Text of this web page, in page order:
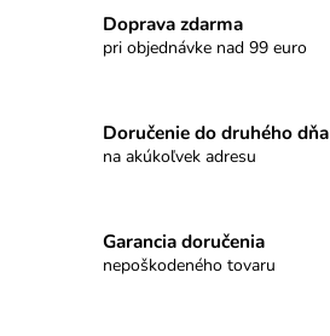
Doprava zdarma
pri objednávke nad 99 euro
Doručenie do druhého dňa
na akúkoľvek adresu
Garancia doručenia
nepoškodeného tovaru